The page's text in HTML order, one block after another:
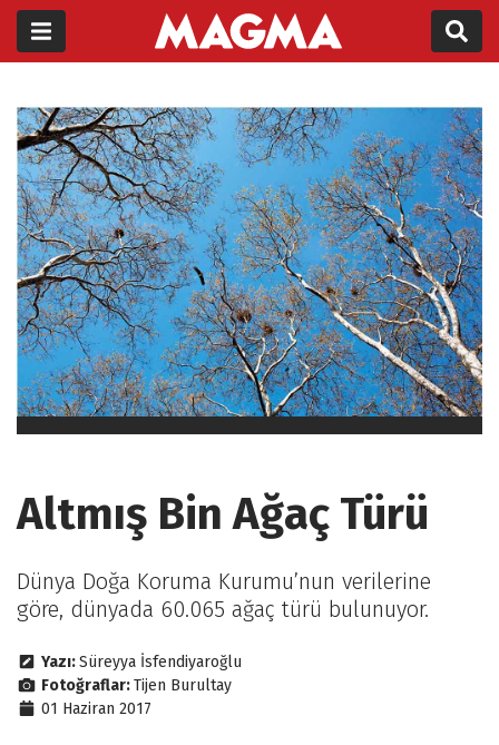
Altmış Bin Ağaç Türü
Dünya Doğa Koruma Kurumu’nun verilerine
göre, dünyada 60.065 ağaç türü bulunuyor.
Yazı:Süreyya İsfendiyaroğlu
Fotoğraflar:Tijen Burultay
01 Haziran 2017